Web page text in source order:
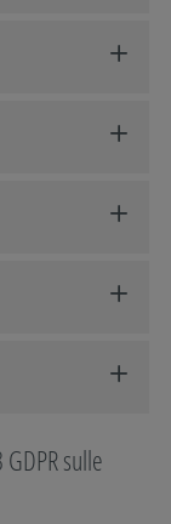
sulle